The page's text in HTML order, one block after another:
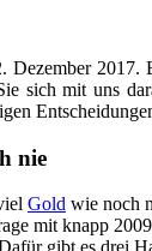
Dezember 2017.
sich mit uns
nie
Gold wie noch
mit knapp